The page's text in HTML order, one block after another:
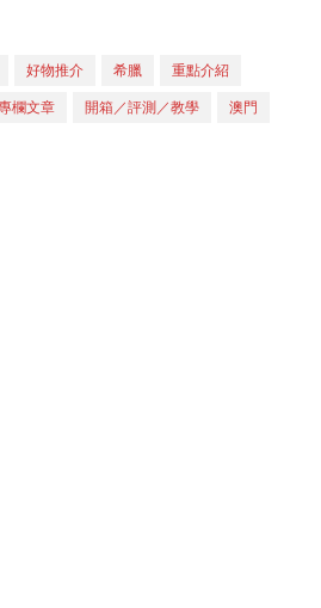
好物推介 希臘
重點介紹
欄文章 開箱／評測／教學
澳門